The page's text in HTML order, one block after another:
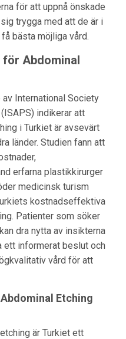
för att uppnå önskade
trygga med att de är i
bästa möjliga vård.
för Abdominal
International Society
indikerar att
i Turkiet är avsevärt
länder. Studien fann att
erfarna plastikkirurger
medicinsk turism
kostnadseffektiva
Patienter som söker
dra nytta av insikterna
ett informerat beslut och
vård för att
Etching
är Turkiet ett